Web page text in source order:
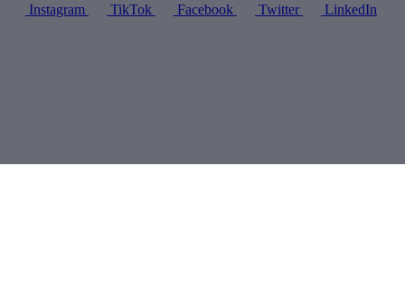
Instagram
TikTok Facebook Twitter LinkedIn